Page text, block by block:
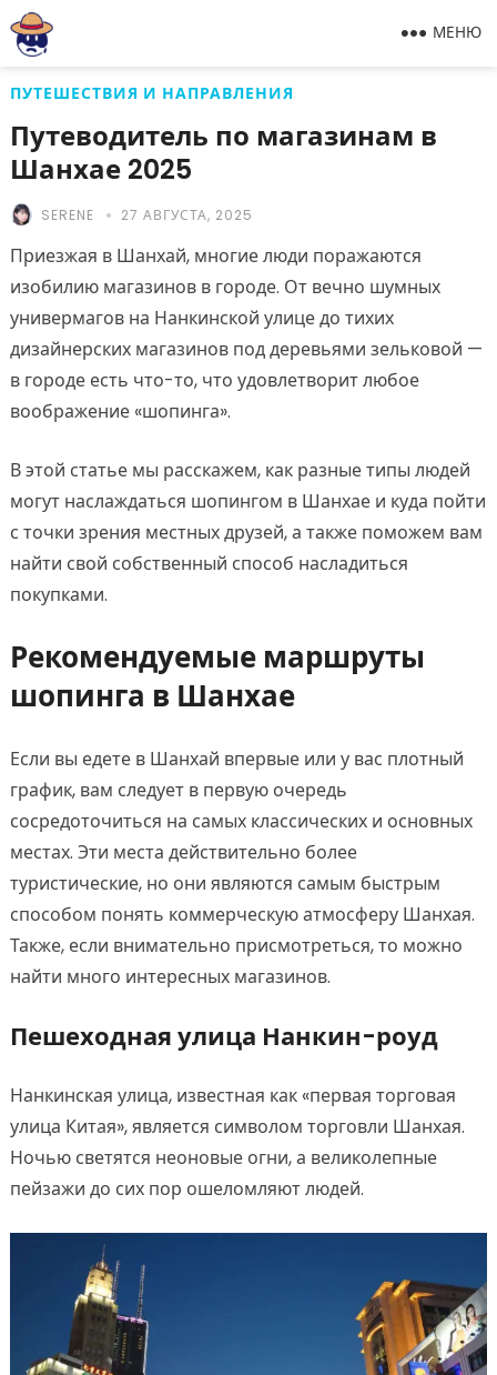
МЕНЮ
ПУТЕШЕСТВИЯ И НАПРАВЛЕНИЯ
Путеводитель по магазинам в
Шанхае 2025
SERENE 27 АВГУСТА, 2025
Приезжая в Шанхай, многие люди поражаются
изобилию магазинов в городе. От вечно шумных
универмагов на Нанкинской улице до тихих
дизайнерских магазинов под деревьями зельковой —
в городе есть что-то, что удовлетворит любое
воображение «шопинга».
В этой статье мы расскажем, как разные типы людей
могут наслаждаться шопингом в Шанхае и куда пойти
с точки зрения местных друзей, а также поможем вам
найти свой собственный способ насладиться
покупками.
Рекомендуемые маршруты
шопинга в Шанхае
Если вы едете в Шанхай впервые или у вас плотный
график, вам следует в первую очередь
сосредоточиться на самых классических и основных
местах. Эти места действительно более
туристические, но они являются самым быстрым
способом понять коммерческую атмосферу Шанхая.
Также, если внимательно присмотреться, то можно
найти много интересных магазинов.
Пешеходная улица Нанкин-роуд
Нанкинская улица, известная как «первая торговая
улица Китая», является символом торговли Шанхая.
Ночью светятся неоновые огни, а великолепные
пейзажи до сих пор ошеломляют людей.